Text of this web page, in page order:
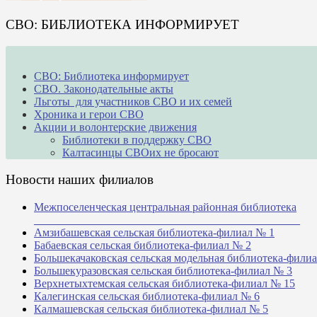
СВО: БИБЛИОТЕКА ИНФОРМИРУЕТ
СВО: Библиотека информирует
СВО. Законодательные акты
Льготы для участников СВО и их семей
Хроника и герои СВО
Акции и волонтерские движения
Библиотеки в поддержку СВО
Калтасинцы СВОих не бросают
Новости наших филиалов
Межпоселенческая центральная районная библиотека
Амзибашевская сельская библиотека-филиал № 1
Бабаевская сельская библиотека-филиал № 2
Большекачаковская сельская модельная библиотека-
Большекуразовская сельская библиотека-филиал № 3
Верхнетыхтемская сельская библиотека-филиал № 15
Калегинская сельская библиотека-филиал № 6
Калмашевская сельская библиотека-филиал № 5